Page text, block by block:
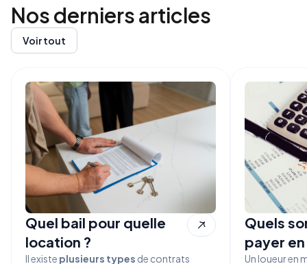
Nos derniersarticles
Voir tout
Quel bail pour quelle
location ?
Il existe plusieurs types de contrats
Quels
payer en
Un loueur en